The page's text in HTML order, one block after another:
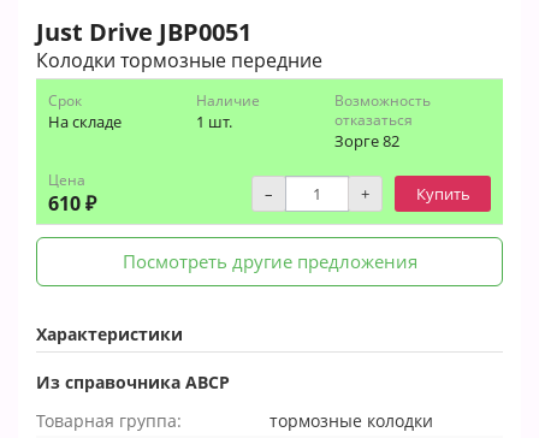
Just Drive JBP0051
Колодки тормозные передние
Срок
На складе
Наличие
1 шт.
Возможность
отказаться
Зорге 82
Цена
610 ₽ – + Купить
Посмотреть другие предложения
Характеристики
Из справочника ABCP
Товарная группа:
тормозные колодки